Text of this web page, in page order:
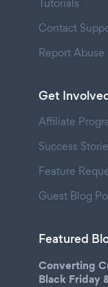
Tutorials
Contact
Report Abuse
Get
Affiliate
Success
Feature
Guest Blog
Featured
Converting
Black Friday